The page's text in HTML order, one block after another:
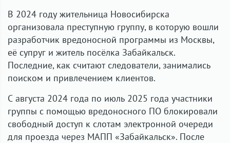
В 2024 году жительница Новосибирска
организовала преступную группу, в которую вошли
разработчик вредоносной программы из Москвы,
её супруг и житель посёлка Забайкальск.
Последние, как считают следователи, занимались
поиском и привлечением клиентов.
С августа 2024 года по июль 2025 года участники
группы с помощью вредоносного ПО блокировали
свободный доступ к слотам электронной очереди
для проезда через МАПП «Забайкальск». После